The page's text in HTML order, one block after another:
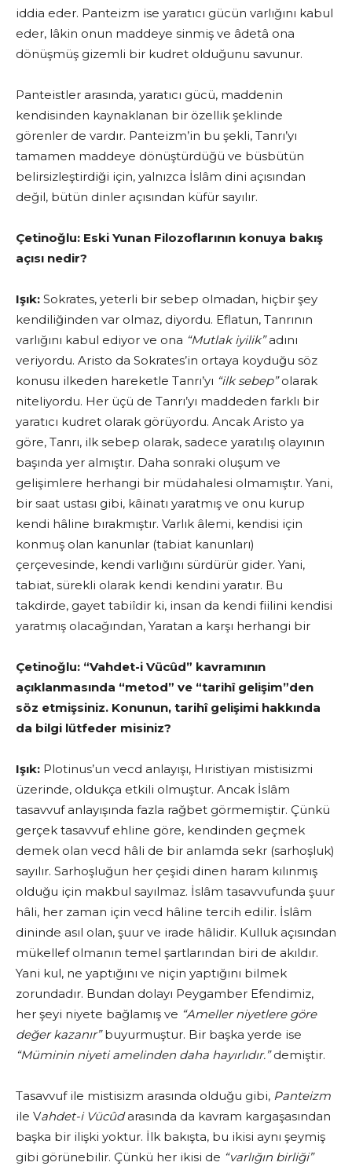
iddia eder. Panteizm ise yaratıcı gücün varlığını kabul
eder, lâkin onun maddeye sinmiş ve âdetâ ona
dönüşmüş gizemli bir kudret olduğunu savunur.
Panteistler arasında, yaratıcı gücü, maddenin
kendisinden kaynakla­nan bir özellik şeklinde
görenler de vardır. Panteizm’in bu şekli, Tanrı’yı
tamamen maddeye dönüştürdüğü ve büsbütün
belirsizleştirdiği için, yalnızca İslâm dini açısından
değil, bütün dinler açısından küfür sayılır.
Çetinoğlu: Eski Yunan Filozoflarının konuya bakış
açısı nedir?
Işık: Sokrates, yeterli bir sebep olmadan, hiçbir şey
kendiliğinden var olmaz, diyordu. Eflatun, Tanrının
varlığını kabul ediyor ve ona “Mutlak iyilik”adını
veriyordu. Aristo da Sokrates’in ortaya koyduğu söz
konusu ilkeden hareketle Tanrı’yı “ilk sebep”olarak
niteliyordu. Her üçü de Tanrı’yı maddeden farklı bir
yaratıcı kudret olarak görüyordu. Ancak Aristo ya
göre, Tanrı, ilk sebep olarak, sadece yaratılış olayının
başında yer almıştır. Daha sonraki oluşum ve
gelişimlere herhangi bir müdaha­lesi olmamıştır. Yani,
bir saat ustası gibi, kâinatı yaratmış ve onu kurup
kendi hâline bırakmıştır. Varlık âlemi, kendisi için
konmuş olan kanunlar (tabiat kanunları)
çerçevesinde, kendi varlığını sürdürür gider. Yani,
tabiat, sürekli olarak kendi kendini yaratır. Bu
takdirde, gayet tabiîdir ki, insan da kendi fiilini kendisi
yaratmış olacağından, Yaratan a karşı herhangi bir
Çetinoğlu: “Vahdet-i Vücûd” kavramının
açıklanmasında “metod” ve “tarihî gelişim”den
söz etmişsiniz. Konunun, tarihî gelişimi hakkında
da bilgi lütfeder misiniz?
Işık: Plotinus’un vecd anlayışı, Hıristiyan mistisizmi
üzerinde, oldukça etkili olmuştur. Ancak İslâm
tasavvuf anlayışında fazla rağbet görme­miştir. Çünkü
gerçek tasavvuf ehline göre, kendinden geçmek
demek olan vecd hâli de bir anlamda sekr (sarhoşluk)
sayılır. Sarhoşluğun her çeşidi dinen haram kılınmış
olduğu için makbul sayılmaz. İslâm tasav­vufunda şuur
hâli, her zaman için vecd hâline tercih edilir. İslâm
dinin­de asıl olan, şuur ve irade hâlidir. Kulluk açısından
mükellef olmanın temel şartlarından biri de akıldır.
Yani kul, ne yaptığını ve niçin yaptı­ğını bilmek
zorundadır. Bundan dolayı Peygamber Efendimiz,
her şeyi niyete bağlamış ve “Ameller niyetlere göre
değer kazanır”buyurmuştur. Bir başka yerde ise
“Müminin niyeti amelinden daha hayırlıdır.”demiştir.
Tasavvuf ile mistisizm arasında olduğu gibi, Panteizm
ile Vahdet-i Vücûdarasında da kavram kargaşasından
başka bir ilişki yoktur. İlk bakışta, bu ikisi aynı şeymiş
gibi görünebilir. Çünkü her ikisi de “varlığın birliği”